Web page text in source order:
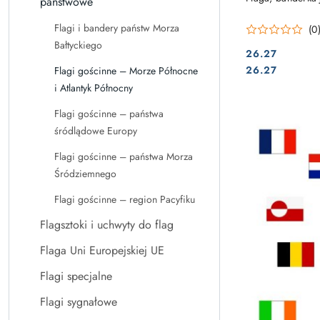
Flagi i bandery państw Morza
Bałtyckiego
Flagi gościnne – Morze Północne
i Atlantyk Północny
Flagi gościnne – państwa
śródlądowe Europy
Flagi gościnne – państwa Morza
Śródziemnego
Flagi gościnne – region Pacyfiku
Flagsztoki i uchwyty do flag
Flaga Uni Europejskiej UE
Flagi specjalne
Flagi sygnałowe
(0)
Cena:
26.27
Cena:
26.27